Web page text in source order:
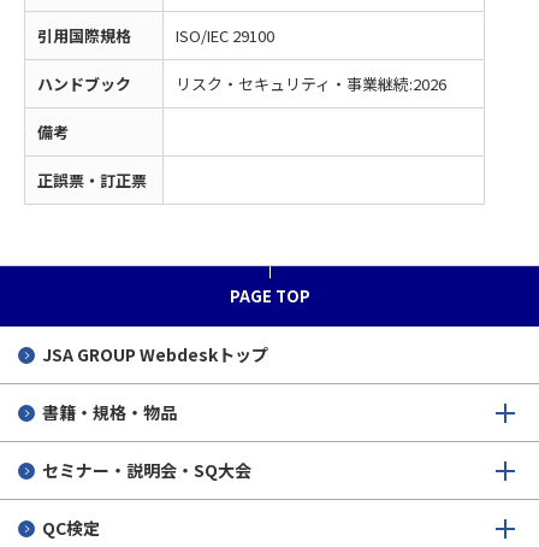
引用国際規格 ISO/IEC 29100
ハンドブック リスク・セキュリティ・事業継続:2026
備考
正誤票・訂正票
PAGE TOP
JSA GROUP Webdeskトップ
書籍・規格・物品
セミナー・説明会・SQ大会
QC検定